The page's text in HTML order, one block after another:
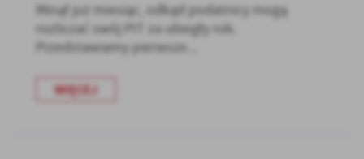
Minął już miesiąc, odkąd podatnicy mogą
rozliczać swój PIT za ubiegły rok.
Przedstawiamy pierwsze...
WIĘCEJ